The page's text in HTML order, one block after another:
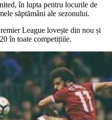
în lupta pentru locurile de
săptămâni ale sezonului.
League lovește din nou și
în toate competițiile.